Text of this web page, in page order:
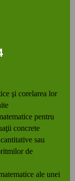
şi corelarea lor
pentru
concrete
sau
de
ale unei